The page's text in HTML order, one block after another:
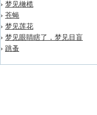
› 梦见橄榄
› 苍蝇
› 梦见莲花
› 梦见眼睛瞎了，梦见目盲
› 跳蚤